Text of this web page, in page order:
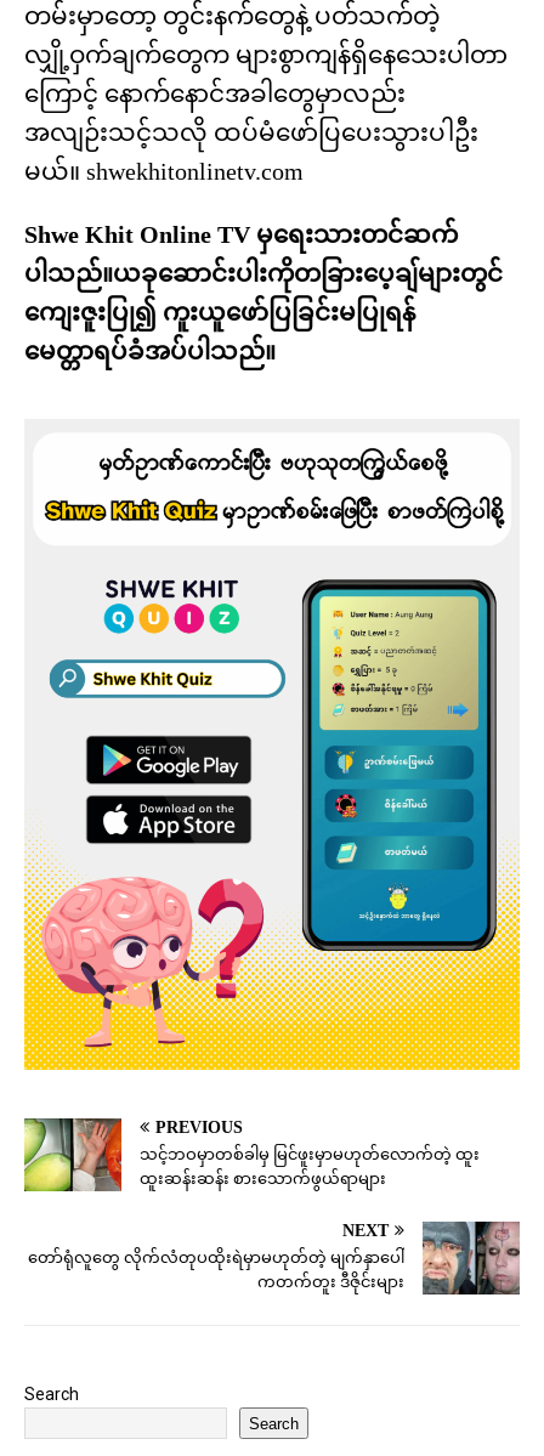
တမ်းမှာတော့ တွင်းနက်တွေနဲ့ ပတ်သက်တဲ့
လျှို့ဝှက်ချက်တွေက များစွာကျန်ရှိနေသေးပါတာ
ကြောင့် နောက်နောင်အခါတွေမှာလည်း
အလျဉ်းသင့်သလို ထပ်မံဖော်ပြပေးသွားပါဦး
မယ်။ shwekhitonlinetv.com
Shwe Khit Online TV မှရေးသားတင်ဆက်
ပါသည်။ယခုဆောင်းပါးကိုတခြားပေ့ချ်များတွင်
ကျေးဇူးပြု၍ ကူးယူဖော်ပြခြင်းမပြုရန်
မေတ္တာရပ်ခံအပ်ပါသည်။
PREVIOUS
သင့်ဘဝမှာတစ်ခါမှ မြင်ဖူးမှာမဟုတ်လောက်တဲ့ ထူး
ထူးဆန်းဆန်း စားသောက်ဖွယ်ရာများ
NEXT
တော်ရုံလူတွေ လိုက်လံတုပထိုးရဲမှာမဟုတ်တဲ့ မျက်နှာပေါ်
ကတက်တူး ဒီဇိုင်းများ
Search
Search